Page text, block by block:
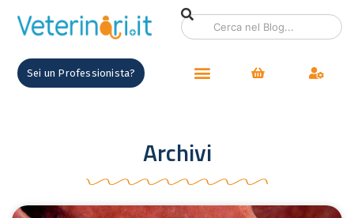
Sei un Professionista?
Archivi